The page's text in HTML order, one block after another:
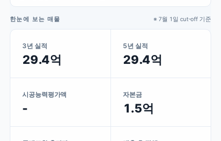
한눈에 보는 매물 ※ 7월 1일 cut-off 기준
3년 실적
29.4억
5년 실적
29.4억
시공능력평가액
-
자본금
1.5억